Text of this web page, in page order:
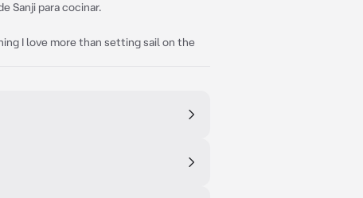
Sanji para cocinar.
I love more than setting sail on the